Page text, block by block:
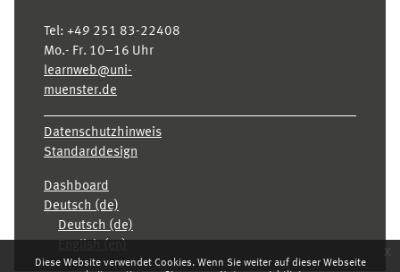
Diese Website verwendet Cookies. Wenn Sie weiter auf dieser Webseite
x
Tel: +49 251 83-22408
Mo.- Fr. 10–16 Uhr
learnweb@uni-
muenster.de
Datenschutzhinweis
Standarddesign
Dashboard
Deutsch ‎(de)‎
Deutsch ‎(de)‎